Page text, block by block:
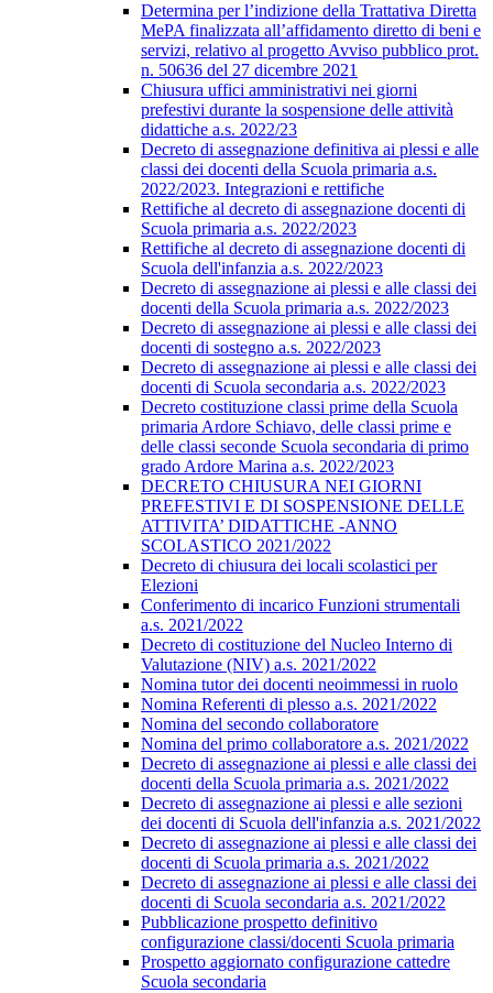
Determina per l’indizione della Trattativa Diretta
MePA finalizzata all’affidamento diretto di beni e
servizi, relativo al progetto Avviso pubblico prot.
n. 50636 del 27 dicembre 2021
Chiusura uffici amministrativi nei giorni
prefestivi durante la sospensione delle attività
didattiche a.s. 2022/23
Decreto di assegnazione definitiva ai plessi e alle
classi dei docenti della Scuola primaria a.s.
2022/2023. Integrazioni e rettifiche
Rettifiche al decreto di assegnazione docenti di
Scuola primaria a.s. 2022/2023
Rettifiche al decreto di assegnazione docenti di
Scuola dell'infanzia a.s. 2022/2023
Decreto di assegnazione ai plessi e alle classi dei
docenti della Scuola primaria a.s. 2022/2023
Decreto di assegnazione ai plessi e alle classi dei
docenti di sostegno a.s. 2022/2023
Decreto di assegnazione ai plessi e alle classi dei
docenti di Scuola secondaria a.s. 2022/2023
Decreto costituzione classi prime della Scuola
primaria Ardore Schiavo, delle classi prime e
delle classi seconde Scuola secondaria di primo
grado Ardore Marina a.s. 2022/2023
DECRETO CHIUSURA NEI GIORNI
PREFESTIVI E DI SOSPENSIONE DELLE
ATTIVITA’ DIDATTICHE -ANNO
SCOLASTICO 2021/2022
Decreto di chiusura dei locali scolastici per
Elezioni
Conferimento di incarico Funzioni strumentali
a.s. 2021/2022
Decreto di costituzione del Nucleo Interno di
Valutazione (NIV) a.s. 2021/2022
Nomina tutor dei docenti neoimmessi in ruolo
Nomina Referenti di plesso a.s. 2021/2022
Nomina del secondo collaboratore
Nomina del primo collaboratore a.s. 2021/2022
Decreto di assegnazione ai plessi e alle classi dei
docenti della Scuola primaria a.s. 2021/2022
Decreto di assegnazione ai plessi e alle sezioni
dei docenti di Scuola dell'infanzia a.s. 2021/2022
Decreto di assegnazione ai plessi e alle classi dei
docenti di Scuola primaria a.s. 2021/2022
Decreto di assegnazione ai plessi e alle classi dei
docenti di Scuola secondaria a.s. 2021/2022
Pubblicazione prospetto definitivo
configurazione classi/docenti Scuola primaria
Prospetto aggiornato configurazione cattedre
Scuola secondaria